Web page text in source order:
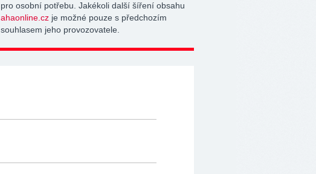
pro osobní potřebu. Jakékoli další šíření obsahu
ahaonline.cz je možné pouze s předchozím
souhlasem jeho provozovatele.